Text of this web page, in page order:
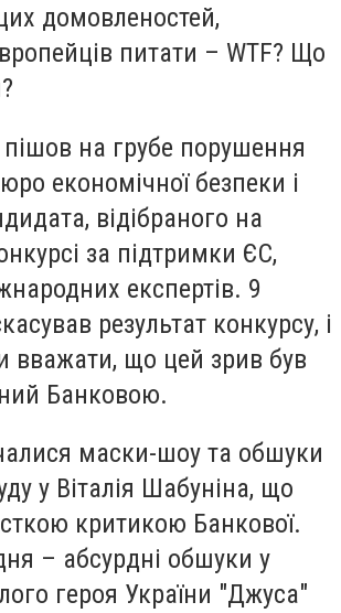
домовленостей,
питати – WTF? Що
на грубе порушення
економічної безпеки і
відібраного на
за підтримки ЄС,
експертів. 9
результат конкурсу, і
вважати, що цей зрив був
Банковою.
маски-шоу та обшуки
у Віталія Шабуніна, що
критикою Банкової.
– абсурдні обшуки у
героя України "Джуса"